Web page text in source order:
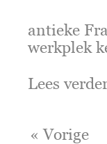
antieke
werkplek
Lees
« Vorige